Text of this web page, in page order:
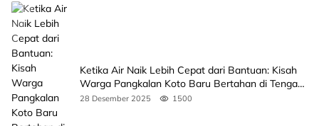
Ketika Air Naik Lebih Cepat dari Bantuan: Kisah
Warga Pangkalan Koto Baru Bertahan di Tengah
Banjir
28 Desember 2025 1500